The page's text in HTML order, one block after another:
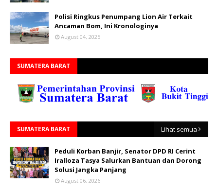
Polisi Ringkus Penumpang Lion Air Terkait
Ancaman Bom, Ini Kronologinya
August 04, 2025
SUMATERA BARAT
SUMATERA BARAT Lihat semua
Peduli Korban Banjir, Senator DPD RI Cerint
Iralloza Tasya Salurkan Bantuan dan Dorong
Solusi Jangka Panjang
August 06, 2026